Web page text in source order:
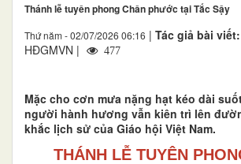
Thánh lễ tuyên phong Chân phước tại Tắc Sậy
Thứ năm - 02/07/2026 06:16 | Tác giả bài viết:
HĐGMVN |
477
Mặc cho cơn mưa nặng hạt kéo dài
người hành hương vẫn kiên trì lên
khắc lịch sử của Giáo hội Việt Nam.
THÁNH LỄ TUYÊN